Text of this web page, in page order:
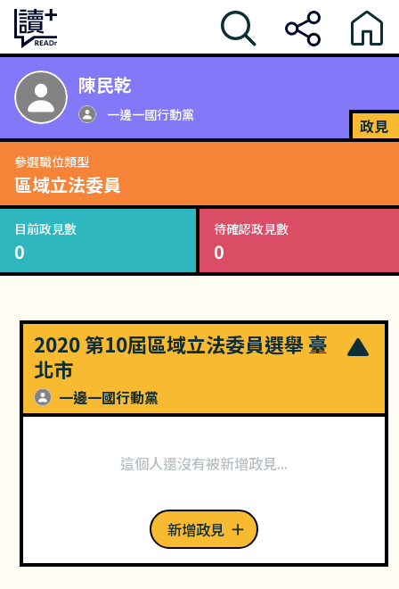
陳民乾
一邊一國行動黨
政見
參選職位類型
區域立法委員
目前政見數
0
待確認政見數
0
2020 第10屆區域立法委員選舉 臺
北市
一邊一國行動黨
這個人還沒有被新增政見...
新增政見